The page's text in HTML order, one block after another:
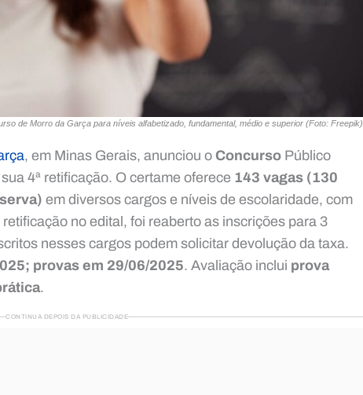
de Morro da Garça para níveis alfabetizado, fundamental, médio e superior (Foto: Freepik)
, em Minas Gerais, anunciou o Concurso Público
4ª retificação. O certame oferece 143 vagas (130
em diversos cargos e níveis de escolaridade, com
retificação no edital, foi reaberto as inscrições para 3
nesses cargos podem solicitar devolução da taxa.
provas em 29/06/2025. Avaliação inclui prova
.
CONTINUA DEPOIS DA PUBLICIDADE